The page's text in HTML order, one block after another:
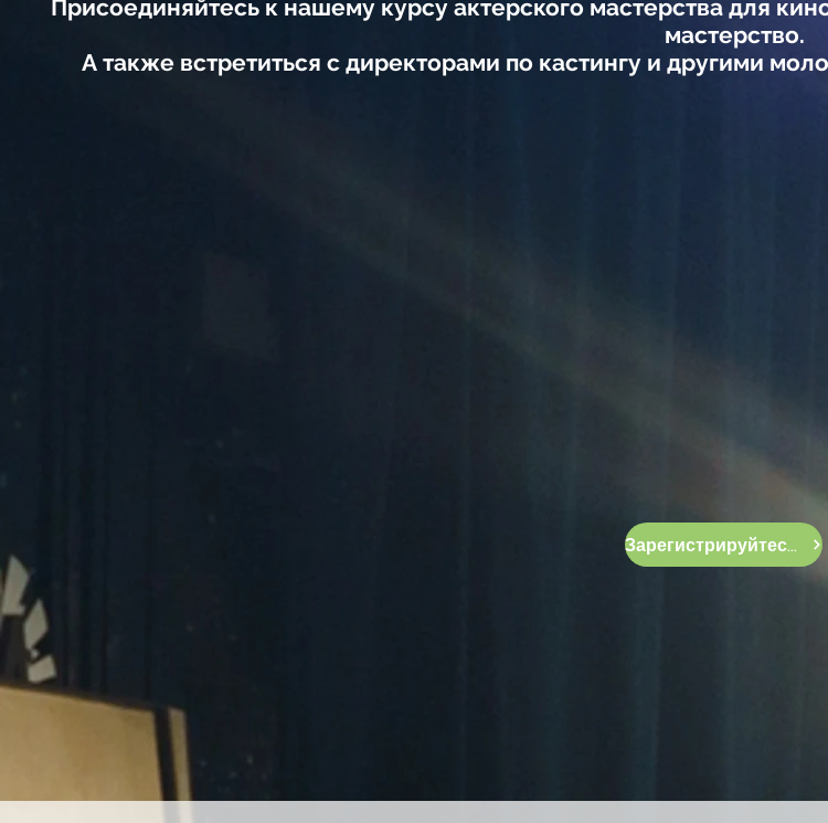
Присоединяйтесь к нашему курсу актерского мастерства для
мастерство.
А также встретиться с директорами по кастингу и другими
Зарегистрируйтесь сейчас